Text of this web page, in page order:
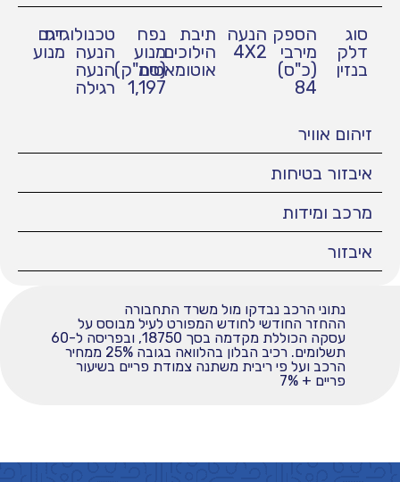
סוג
דלק
בנזין
הספק
מירבי
(כ"ס)
84
הנעה
4X2
תיבת
הילוכים
אוטומאטית
נפח
מנוע
(סמ"ק)
1,197
טכנולוגיית
הנעה
הנעה
רגילה
דגם
מנוע
זיהום אוויר
איבזור בטיחות
מרכב ומידות
איבזור
נתוני הרכב נבדקו מול משרד התחבורה
ההחזר החודשי לחודש המפורט לעיל מבוסס על
עסקה הכוללת מקדמה בסך 18750, ובפריסה ל-60
תשלומים. רכיב הבלון בהלוואה בגובה 25% ממחיר
הרכב ועל פי ריבית משתנה צמודת פריים בשיעור
פריים + 7%